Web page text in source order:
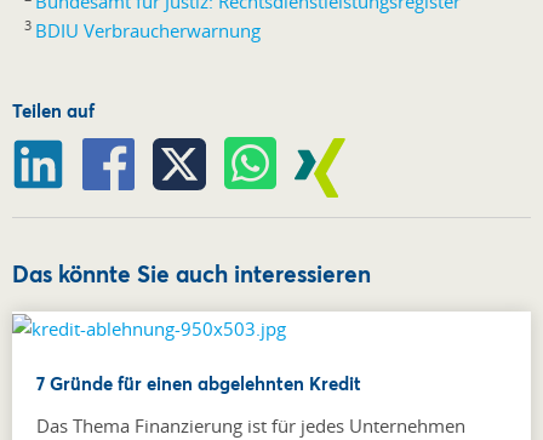
3 BDIU Verbraucherwarnung
Teilen auf
Das könnte Sie auch interessieren
7 Gründe für einen abgelehnten Kredit
Das Thema Finanzierung ist für jedes Unternehmen